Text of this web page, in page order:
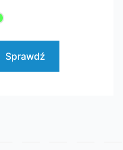
Sprawdź